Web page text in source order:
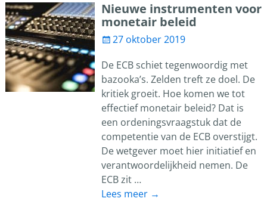
Nieuwe instrumenten voor
monetair beleid
27 oktober 2019
De ECB schiet tegenwoordig met
bazooka’s. Zelden treft ze doel. De
kritiek groeit. Hoe komen we tot
effectief monetair beleid? Dat is
een ordeningsvraagstuk dat de
competentie van de ECB overstijgt.
De wetgever moet hier initiatief en
verantwoordelijkheid nemen. De
ECB zit …
Lees meer →